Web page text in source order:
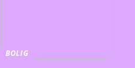
BOLIG